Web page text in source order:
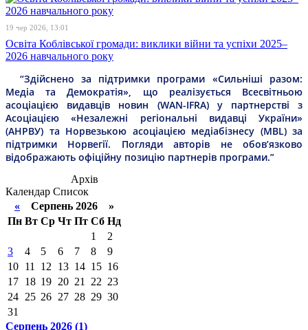
19 чер 2026, 13:01
Освіта Коблівської громади: виклики війни та успіхи 2025–
2026 навчального року
“Здійснено за підтримки програми «Сильніші разом:
Медіа та Демократія», що реалізується Всесвітньою
асоціацією видавців новин (WAN-IFRA) у партнерстві з
Асоціацією «Незалежні регіональні видавці України»
(АНРВУ) та Норвезькою асоціацією медіабізнесу (MBL) за
підтримки Норвегії. Погляди авторів не обов’язково
відображають офіційну позицію партнерів програми.”
Архів
Календар Список
« Серпень 2026 »
Пн Вт Ср Чт Пт Сб Нд
1
2
3
4 5 6 7 8
9
10 11 12 13 14 15 16
17 18 19 20 21 22 23
24 25 26 27 28 29 30
31
Серпень 2026 (1)